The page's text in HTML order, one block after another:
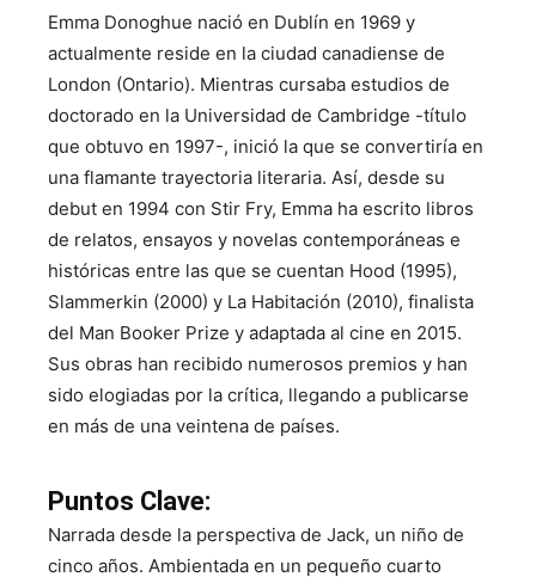
Emma Donoghue nació en Dublín en 1969 y
actualmente reside en la ciudad canadiense de
London (Ontario). Mientras cursaba estudios de
doctorado en la Universidad de Cambridge -título
que obtuvo en 1997-, inició la que se convertiría en
una flamante trayectoria literaria. Así, desde su
debut en 1994 con Stir Fry, Emma ha escrito libros
de relatos, ensayos y novelas contemporáneas e
históricas entre las que se cuentan Hood (1995),
Slammerkin (2000) y La Habitación (2010), finalista
del Man Booker Prize y adaptada al cine en 2015.
Sus obras han recibido numerosos premios y han
sido elogiadas por la crítica, llegando a publicarse
en más de una veintena de países.
Puntos Clave:
Narrada desde la perspectiva de Jack, un niño de
cinco años. Ambientada en un pequeño cuarto